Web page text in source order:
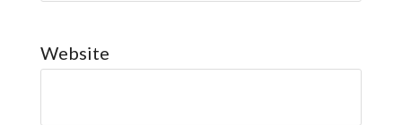
Website